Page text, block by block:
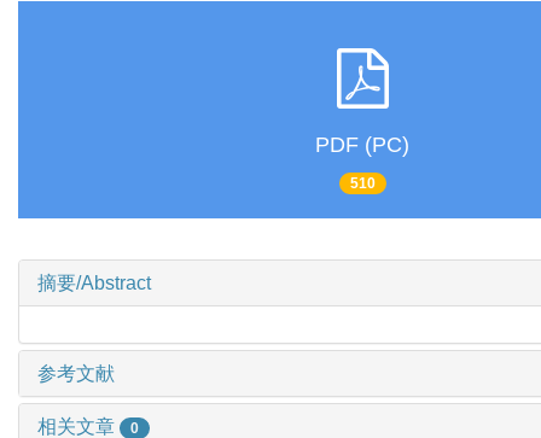
PDF (PC)
510
摘要/Abstract
参考文献
相关文章 0